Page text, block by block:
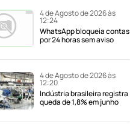
4 de Agosto de 2026 às
12:24
WhatsApp bloqueia contas
por 24 horas sem aviso
4 de Agosto de 2026 às
12:20
Indústria brasileira registra
queda de 1,8% em junho